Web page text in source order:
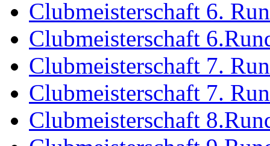
Clubmeisterschaft 6.
Clubmeisterschaft
Clubmeisterschaft 7.
Clubmeisterschaft 7.
Clubmeisterschaft